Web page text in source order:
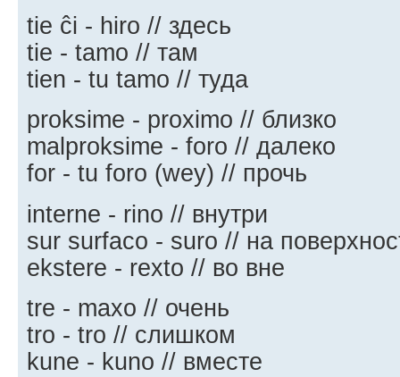
tie ĉi - hiro // здесь
tie - tamo // там
tien - tu tamo // туда
proksime - proximo // близко
malproksime - foro // далеко
for - tu foro (wey) // прочь
interne - rino // внутри
sur surfaco - suro // на
ekstere - rexto // во вне
tre - maxo // очень
tro - tro // слишком
kune - kuno // вместе